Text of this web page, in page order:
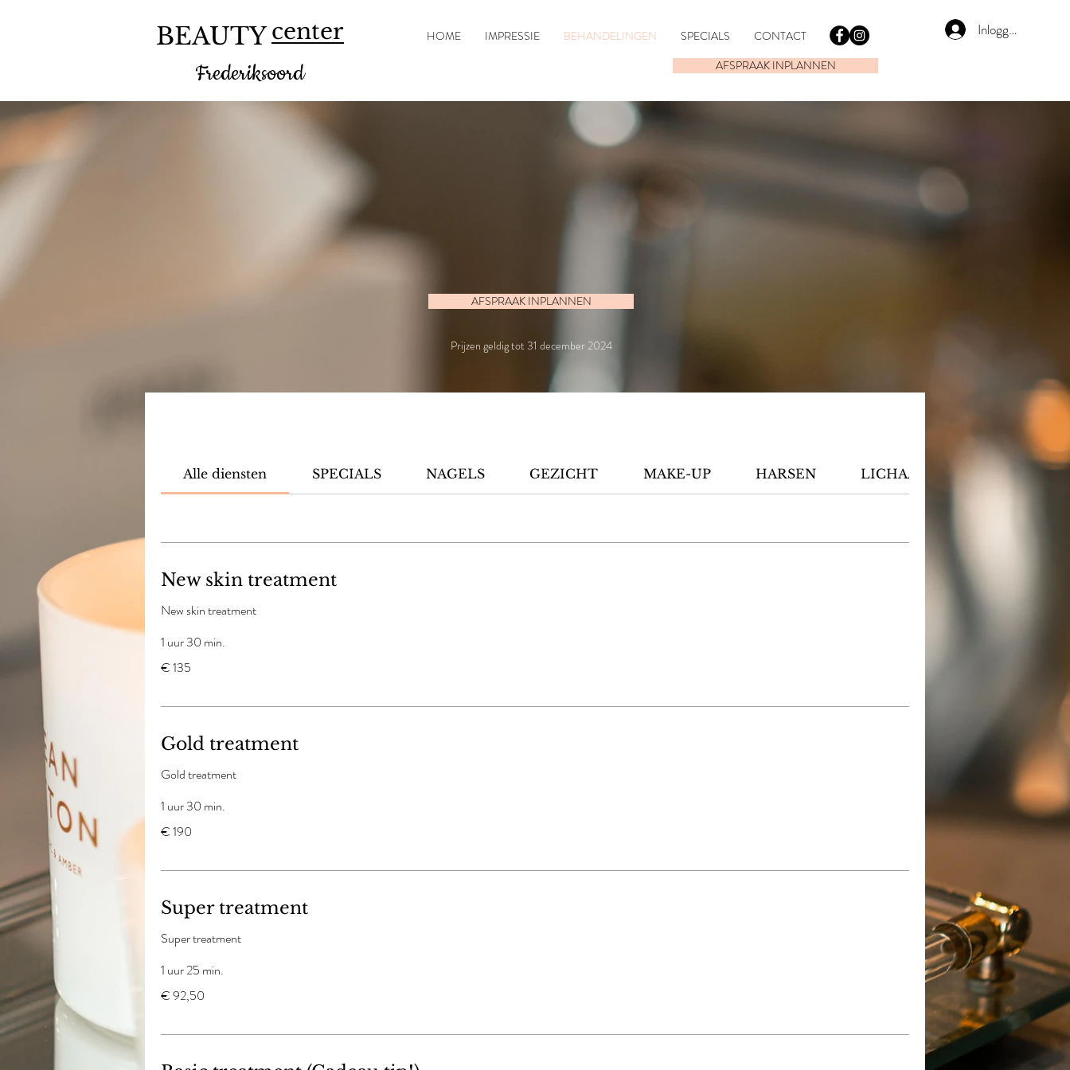
BEAUTY center HOME IMPRESSIE BEHANDELINGEN SPECIALS CONTACT
Frederiksoord AFSPRAAK INPLANNEN
Inloggen
AFSPRAAK INPLANNEN
Prijzen geldig tot 31 december 2024
Alle diensten SPECIALS NAGELS GEZICHT MAKE-UP HARSEN LICHAAM
New skin treatment
New skin treatment
1 uur 30 min.
euro
€ 135
Gold treatment
Gold treatment
1 uur 30 min.
euro
€ 190
Super treatment
Super treatment
1 uur 25 min.
euro
€ 92,50